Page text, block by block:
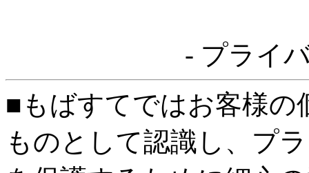
- プライ
■もばすてではお客様の
ものとして認識し、プ